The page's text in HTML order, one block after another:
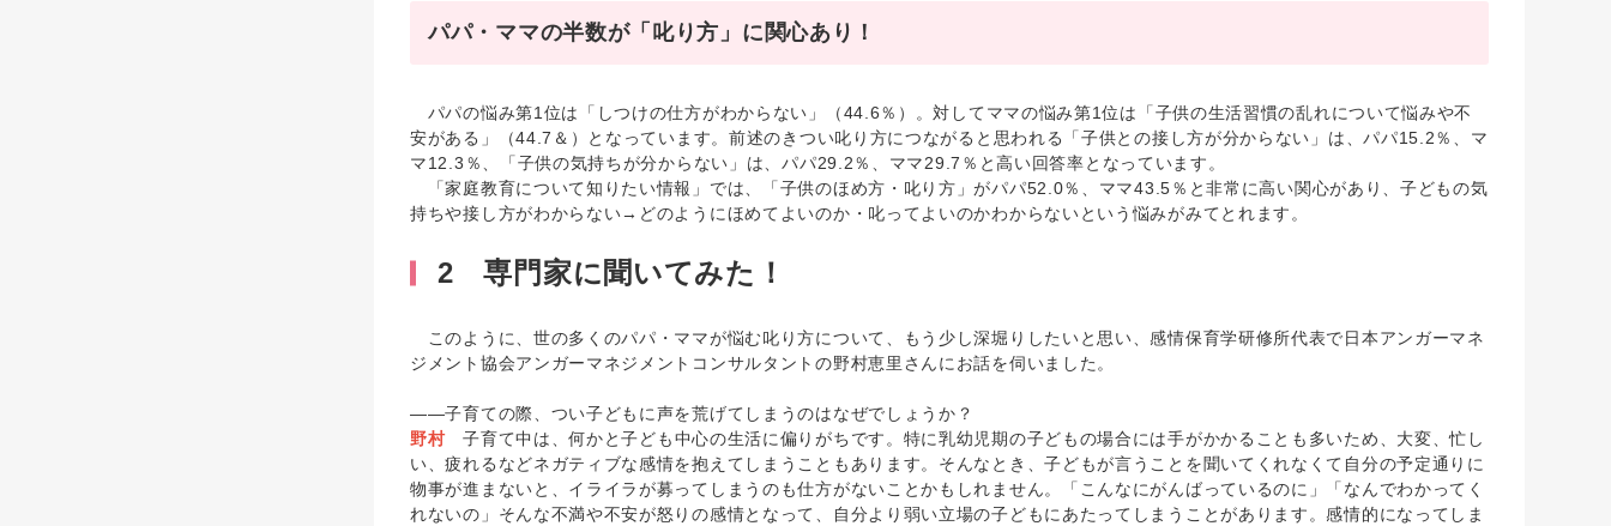
パパ・ママの半数が「叱り方」に関心あり！
パパの悩み第1位は「しつけの仕方がわからない」（44.6％）。対してママの悩み第1位は「子供の生活習慣の乱れについて悩みや不
安がある」（44.7＆）となっています。前述のきつい叱り方につながると思われる「子供との接し方が分からない」は、パパ15.2％、マ
マ12.3％、「子供の気持ちが分からない」は、パパ29.2％、ママ29.7％と高い回答率となっています。
「家庭教育について知りたい情報」では、「子供のほめ方・叱り方」がパパ52.0％、ママ43.5％と非常に高い関心があり、子どもの気
持ちや接し方がわからない→どのようにほめてよいのか・叱ってよいのかわからないという悩みがみてとれます。
2 専門家に聞いてみた！
このように、世の多くのパパ・ママが悩む叱り方について、もう少し深堀りしたいと思い、感情保育学研修所代表で日本アンガーマネ
ジメント協会アンガーマネジメントコンサルタントの野村恵里さんにお話を伺いました。
――子育ての際、つい子どもに声を荒げてしまうのはなぜでしょうか？
野村子育て中は、何かと子ども中心の生活に偏りがちです。特に乳幼児期の子どもの場合には手がかかることも多いため、大変、忙し
い、疲れるなどネガティブな感情を抱えてしまうこともあります。そんなとき、子どもが言うことを聞いてくれなくて自分の予定通りに
物事が進まないと、イライラが募ってしまうのも仕方がないことかもしれません。「こんなにがんばっているのに」「なんでわかってく
れないの」そんな不満や不安が怒りの感情となって、自分より弱い立場の子どもにあたってしまうことがあります。感情的になってしま